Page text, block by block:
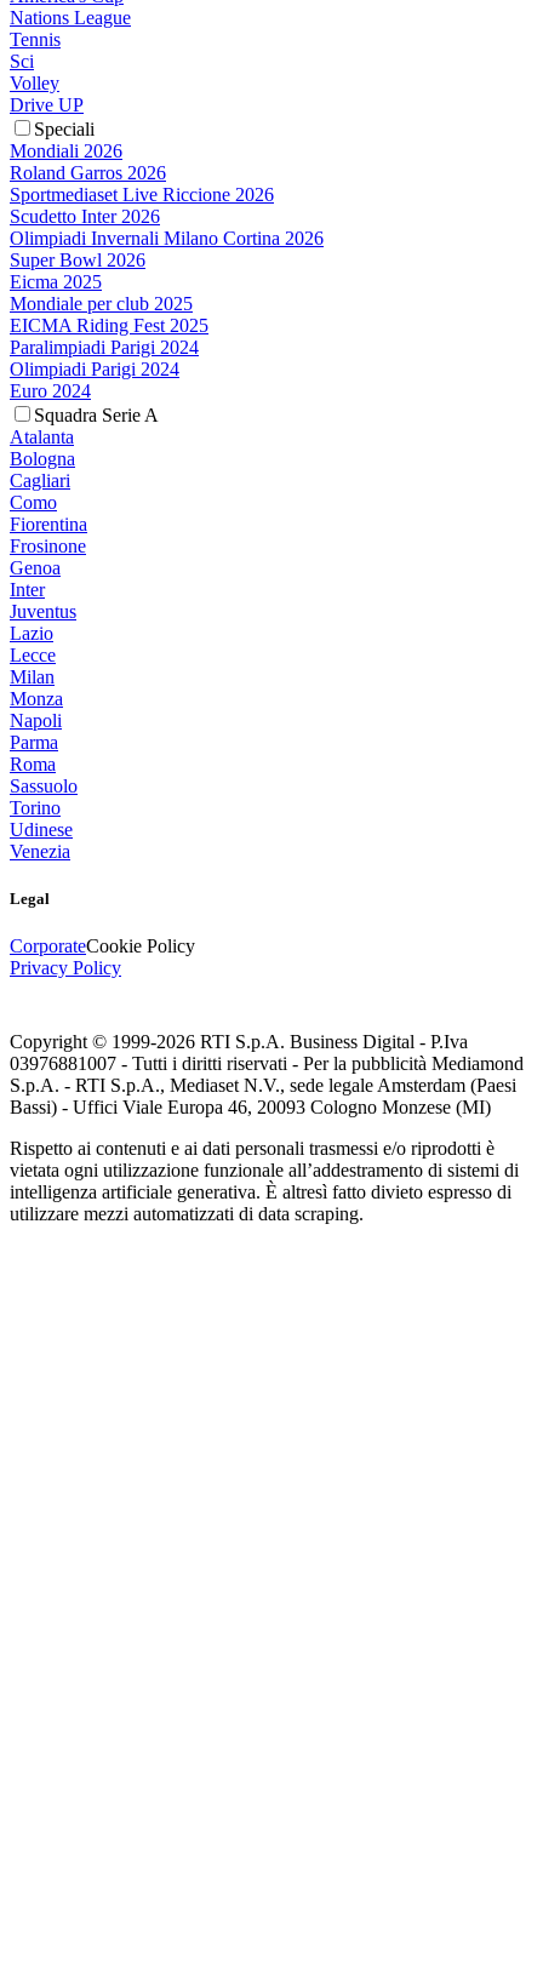
Nations League
Tennis
Sci
Volley
Drive UP
Speciali
Mondiali 2026
Roland Garros 2026
Sportmediaset Live Riccione 2026
Scudetto Inter 2026
Olimpiadi Invernali Milano Cortina 2026
Super Bowl 2026
Eicma 2025
Mondiale per club 2025
EICMA Riding Fest 2025
Paralimpiadi Parigi 2024
Olimpiadi Parigi 2024
Euro 2024
Squadra Serie A
Atalanta
Bologna
Cagliari
Como
Fiorentina
Frosinone
Genoa
Inter
Juventus
Lazio
Lecce
Milan
Monza
Napoli
Parma
Roma
Sassuolo
Torino
Udinese
Venezia
Legal
CorporateCookie Policy
Privacy Policy
Copyright © 1999-2026 RTI S.p.A. Business Digital - P.Iva
03976881007 - Tutti i diritti riservati - Per la pubblicità Mediamond
S.p.A. - RTI S.p.A., Mediaset N.V., sede legale Amsterdam (Paesi
Bassi) - Uffici Viale Europa 46, 20093 Cologno Monzese (MI)
Rispetto ai contenuti e ai dati personali trasmessi e/o riprodotti è
vietata ogni utilizzazione funzionale all’addestramento di sistemi di
intelligenza artificiale generativa. È altresì fatto divieto espresso di
utilizzare mezzi automatizzati di data scraping.